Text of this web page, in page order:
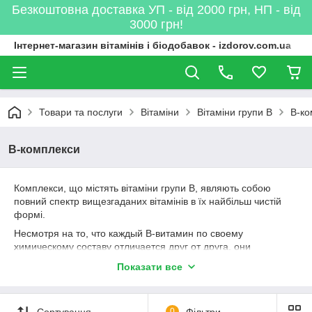
Безкоштовна доставка УП - від 2000 грн, НП - від
3000 грн!
Інтернет-магазин вітамінів і біодобавок - izdorov.com.ua
Товари та послуги Вітаміни Вітаміни групи B B-
B-комплекси
Комплекси, що містять вітаміни групи B, являють собою
повний спектр вищезгаданих вітамінів в їх найбільш чистій
формі.
Несмотря на то, что каждый В-витамин по своему
химическому составу отличается друг от друга, они
во всем организме. Их совместная работа позволяет
Показати все